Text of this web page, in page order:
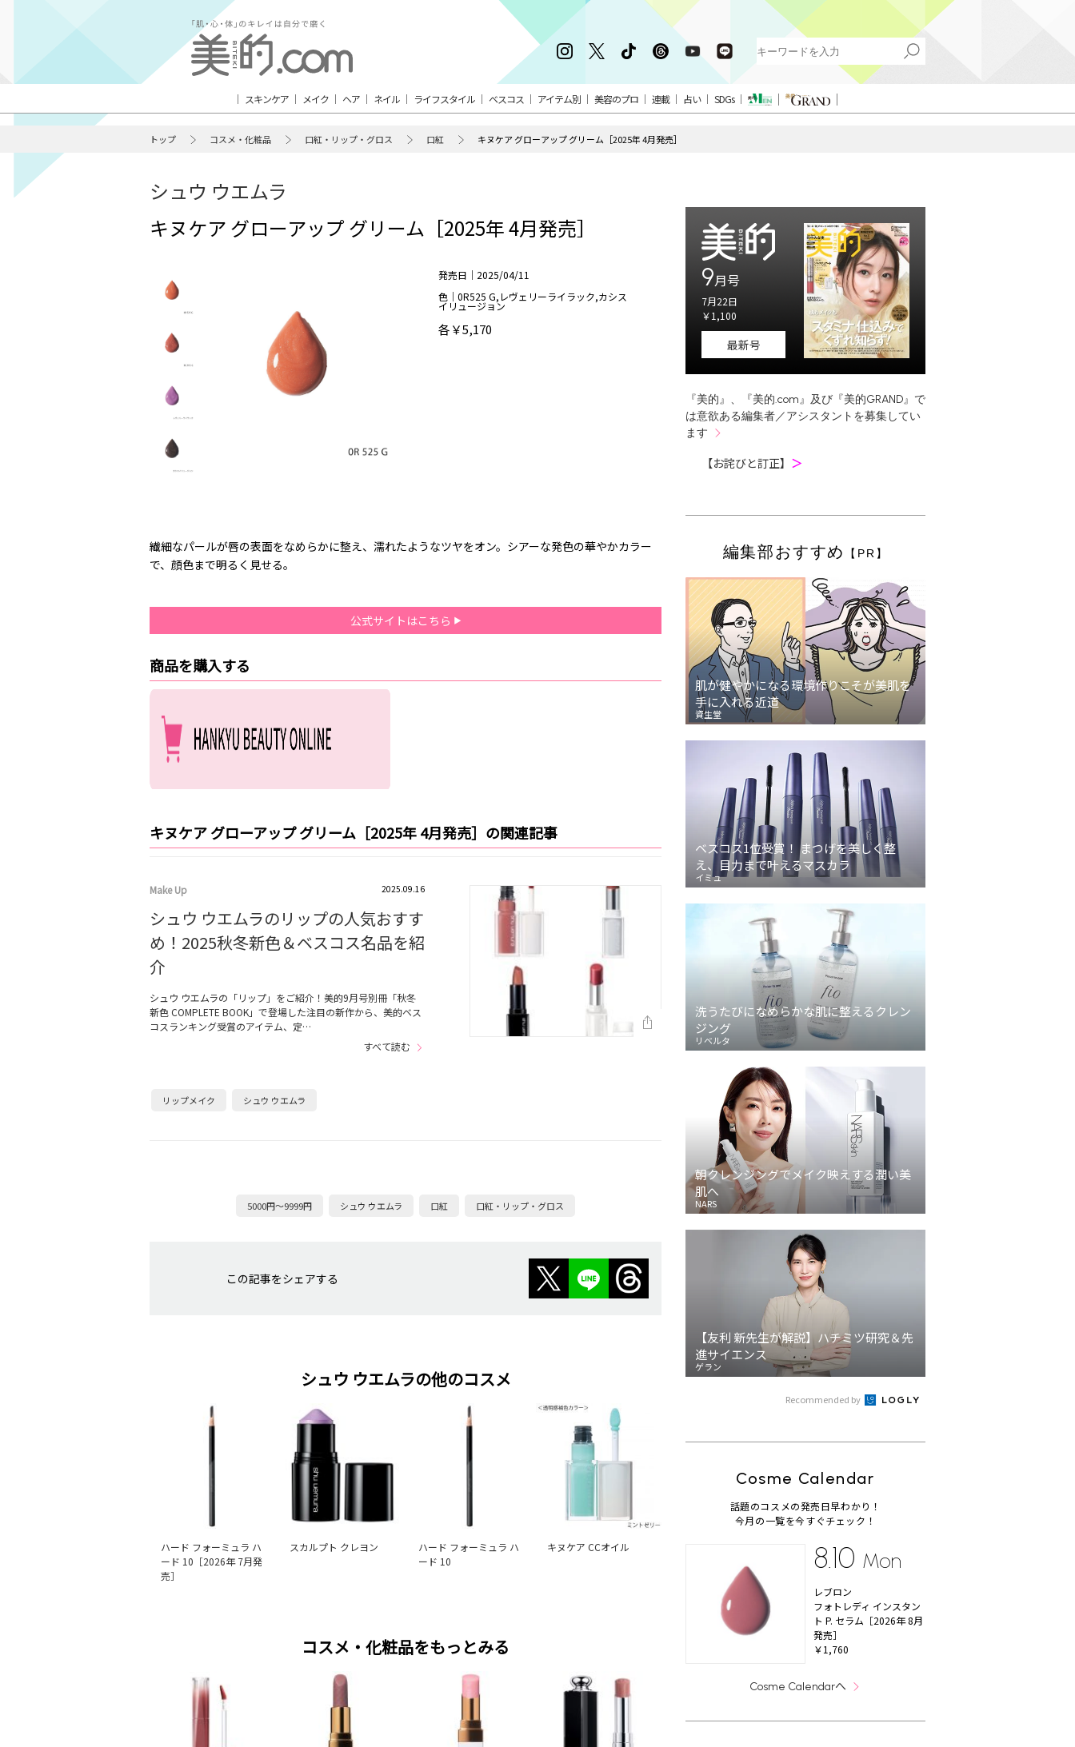
スキンケア メイク ヘア ネイル ライフスタイル ベスコス アイテム別 美容のプロ 連載 占い SDGs
トップ コスメ・化粧品 口紅・リップ・グロス 口紅 キヌケア グローアップ グリーム［2025年 4月発売］
シュウ ウエムラ
キヌケア グローアップ グリーム［2025年 4月発売］
発売日｜2025/04/11
色｜0R525 G,レヴェリーライラック,カシス
イリュージョン
各￥5,170
繊細なパールが唇の表面をなめらかに整え、濡れたようなツヤをオン。シアーな発色の華やかカラー
で、顔色まで明るく見せる。
公式サイトはこちら
商品を購入する
キヌケア グローアップ グリーム［2025年 4月発売］の関連記事
Make Up 2025.09.16
シュウ ウエムラのリップの人気おすす
め！2025秋冬新色＆ベスコス名品を紹
介
シュウ ウエムラの「リップ」をご紹介！美的9月号別冊「秋冬
新色 COMPLETE BOOK」で登場した注目の新作から、美的ベス
コスランキング受賞のアイテム、定…
すべて読む
リップメイク シュウ ウエムラ
5000円～9999円 シュウ ウエムラ 口紅 口紅・リップ・グロス
この記事をシェアする
シュウ ウエムラの他のコスメ
ハード フォーミュラ ハ
ード 10［2026年 7月発
売］
スカルプト クレヨン
ハード フォーミュラ ハ
ード 10
キヌケア CCオイル
コスメ・化粧品をもっとみる
9月号
7月22日
￥1,100
最新号
『美的』、『美的.com』及び『美的GRAND』で
は意欲ある編集者／アシスタントを募集してい
ます
【お詫びと訂正】 ＞
編集部おすすめ 【PR】
肌が健やかになる環境作りこそが美肌を
手に入れる近道
資生堂
ベスコス1位受賞！ まつげを美しく整
え、目力まで叶えるマスカラ
イミュ
洗うたびになめらかな肌に整えるクレン
ジング
リベルタ
朝クレンジングでメイク映えする潤い美
肌へ
NARS
【友利 新先生が解説】ハチミツ研究＆先
進サイエンス
ゲラン
Recommended by
Cosme Calendar
話題のコスメの発売日早わかり！
今月の一覧を今すぐチェック！
8.10 Mon
レブロン
フォトレディ インスタン
ト P. セラム［2026年 8月
発売］
￥1,760
Cosme Calendarへ